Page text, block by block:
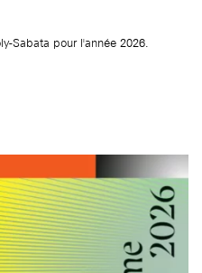
Sabata pour l'année 2026.